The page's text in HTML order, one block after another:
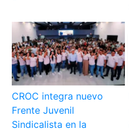
CROC integra nuevo
Frente Juvenil
Sindicalista en la